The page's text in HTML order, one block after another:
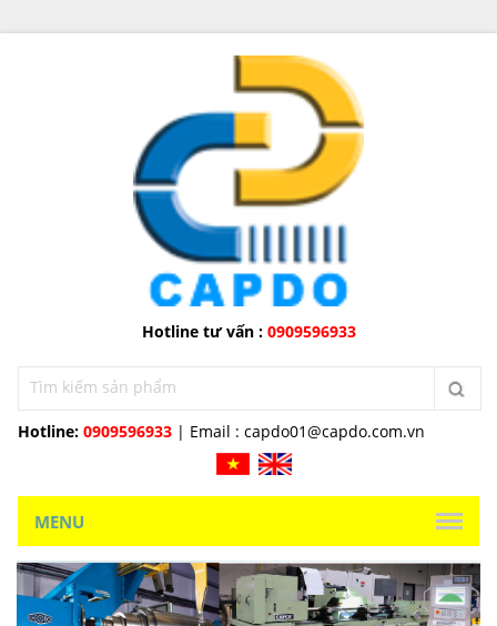
Hotline tư vấn : 0909596933
Hotline: 0909596933 | Email : capdo01@capdo.com.vn
MENU